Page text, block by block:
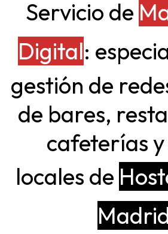
Servicio de
Digital:
gestión de
de bares,
cafeterías
locales de